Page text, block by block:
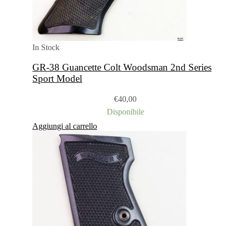
In Stock
GR-38 Guancette Colt Woodsman 2nd Series
Sport Model
€40,00
Disponibile
Aggiungi al carrello